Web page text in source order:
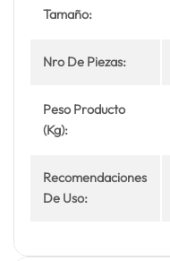
Tamaño:
Nro De Piezas:
Peso Producto
(Kg):
Recomendaciones
De Uso: